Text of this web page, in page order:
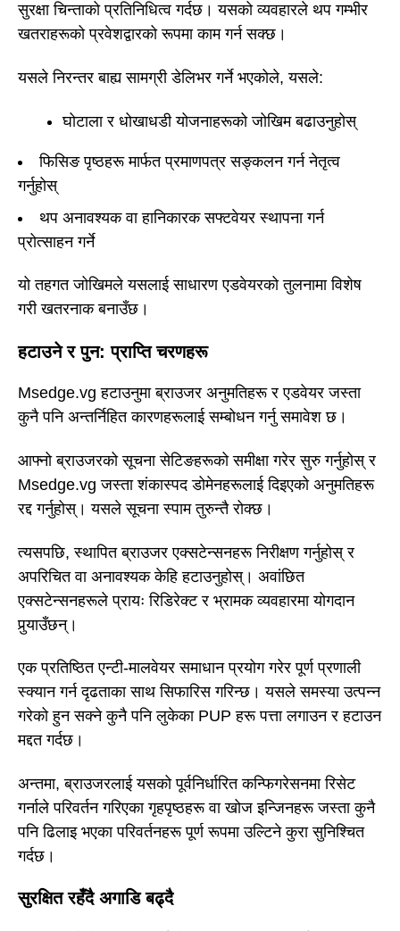
सुरक्षा चिन्ताको प्रतिनिधित्व गर्दछ। यसको व्यवहारले थप गम्भीर
खतराहरूको प्रवेशद्वारको रूपमा काम गर्न सक्छ।
यसले निरन्तर बाह्य सामग्री डेलिभर गर्ने भएकोले, यसले:
घोटाला र धोखाधडी योजनाहरूको जोखिम बढाउनुहोस्
फिसिङ पृष्ठहरू मार्फत प्रमाणपत्र सङ्कलन गर्न नेतृत्व
गर्नुहोस्
थप अनावश्यक वा हानिकारक सफ्टवेयर स्थापना गर्न
प्रोत्साहन गर्ने
यो तहगत जोखिमले यसलाई साधारण एडवेयरको तुलनामा विशेष
गरी खतरनाक बनाउँछ।
हटाउने र पुन: प्राप्ति चरणहरू
Msedge.vg हटाउनुमा ब्राउजर अनुमतिहरू र एडवेयर जस्ता
कुनै पनि अन्तर्निहित कारणहरूलाई सम्बोधन गर्नु समावेश छ।
आफ्नो ब्राउजरको सूचना सेटिङहरूको समीक्षा गरेर सुरु गर्नुहोस् र
Msedge.vg जस्ता शंकास्पद डोमेनहरूलाई दिइएको अनुमतिहरू
रद्द गर्नुहोस्। यसले सूचना स्पाम तुरुन्तै रोक्छ।
त्यसपछि, स्थापित ब्राउजर एक्सटेन्सनहरू निरीक्षण गर्नुहोस् र
अपरिचित वा अनावश्यक केहि हटाउनुहोस्। अवांछित
एक्सटेन्सनहरूले प्रायः रिडिरेक्ट र भ्रामक व्यवहारमा योगदान
पुर्‍याउँछन्।
एक प्रतिष्ठित एन्टी-मालवेयर समाधान प्रयोग गरेर पूर्ण प्रणाली
स्क्यान गर्न दृढताका साथ सिफारिस गरिन्छ। यसले समस्या उत्पन्न
गरेको हुन सक्ने कुनै पनि लुकेका PUP हरू पत्ता लगाउन र हटाउन
मद्दत गर्दछ।
अन्तमा, ब्राउजरलाई यसको पूर्वनिर्धारित कन्फिगरेसनमा रिसेट
गर्नाले परिवर्तन गरिएका गृहपृष्ठहरू वा खोज इन्जिनहरू जस्ता कुनै
पनि ढिलाइ भएका परिवर्तनहरू पूर्ण रूपमा उल्टिने कुरा सुनिश्चित
गर्दछ।
सुरक्षित रहँदै अगाडि बढ्दै